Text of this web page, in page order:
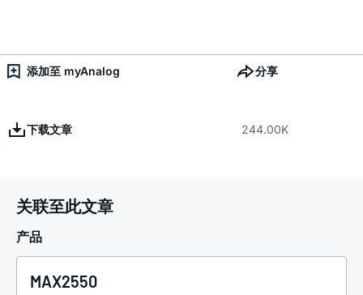
添加至 myAnalog 分享
下载文章 244.00K
关联至此文章
产品
MAX2550